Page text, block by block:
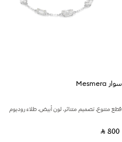
سوار Mesmera
قطع متنوع، تصميم متناثر، لون أبيض، طلاء روديوم
‎ ⃁ ⁦800⁩ ‎